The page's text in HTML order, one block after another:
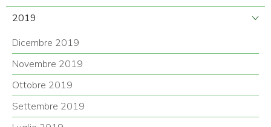
2019
Dicembre 2019
Novembre 2019
Ottobre 2019
Settembre 2019